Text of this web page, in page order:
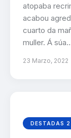
atopaba
acabou
cuarto da
muller. Á
23 Marzo, 2022
DESTADAS 2